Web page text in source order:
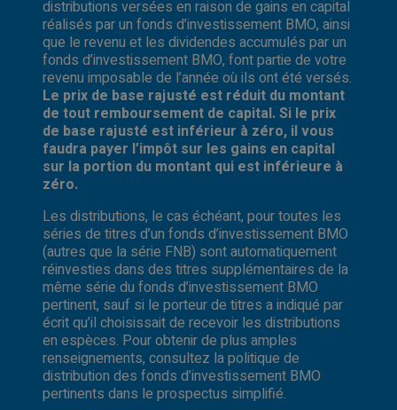
distributions versées en raison de gains en capital
réalisés par un fonds d’investissement BMO, ainsi
que le revenu et les dividendes accumulés par un
fonds d’investissement BMO, font partie de votre
revenu imposable de l’année où ils ont été versés.
Le prix de base rajusté est réduit du montant
de tout remboursement de capital. Si le prix
de base rajusté est inférieur à zéro, il vous
faudra payer l’impôt sur les gains en capital
sur la portion du montant qui est inférieure à
zéro.
Les distributions, le cas échéant, pour toutes les
séries de titres d’un fonds d’investissement BMO
(autres que la série FNB) sont automatiquement
réinvesties dans des titres supplémentaires de la
même série du fonds d’investissement BMO
pertinent, sauf si le porteur de titres a indiqué par
écrit qu’il choisissait de recevoir les distributions
en espèces. Pour obtenir de plus amples
renseignements, consultez la politique de
distribution des fonds d’investissement BMO
pertinents dans le prospectus simplifié.